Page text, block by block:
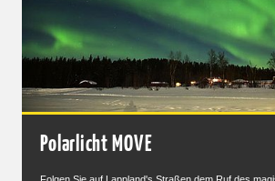
Polarlicht MOVE